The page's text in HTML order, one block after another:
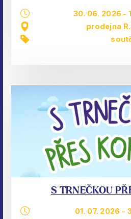
30. 06. 2026 -
prodejna
S TRNEČKOU
01. 07. 2026 -